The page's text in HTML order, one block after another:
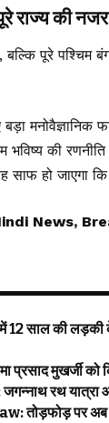
की नजर
बल्कि पूरे
की
हो जाएगा
News,
की लड़की के
मुखर्जी को
रथ यात्रा
पर अब